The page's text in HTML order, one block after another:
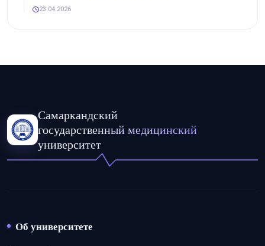
23.04.2026
Самаркандский
государственный медицинский
университет
Об университете